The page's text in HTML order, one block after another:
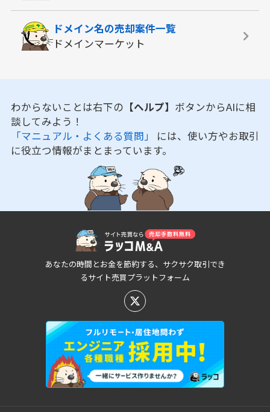
ドメイン名の売却案件一覧
ドメインマーケット
わからないことは右下の 【ヘルプ】 ボタンからAIに相
談してみよう！
「マニュアル・よくある質問」 には、使い方やお取引
に役立つ情報がまとまっています。
あなたの時間とお金を節約する、サクサク取引でき
るサイト売買プラットフォーム